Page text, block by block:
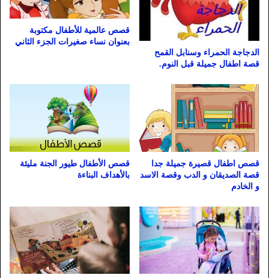
الدجاجة الحمراء وسنابل القمح
قصة اطفال جميلة قبل النوم.
قصص عالمية للأطفال مكتوبة
بعنوان نساء صغيرات الجزء الثاني
قصص اطفال قصيرة جميلة جدا
قصة الصديقان و الدب وقصة الاسد
و الخادم
قصص الأطفال طيور الجنة مليئة
بالأهداف البناءة